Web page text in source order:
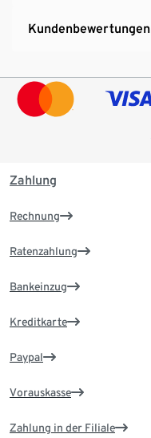
Kundenbewertungen
Zahlung
Rechnung
Ratenzahlung
Bankeinzug
Kreditkarte
Paypal
Vorauskasse
Zahlung in der Filiale